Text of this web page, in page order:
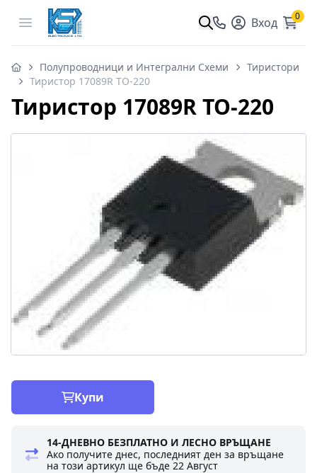
Open menu Вход 0
Полупроводници и Интегрални Схеми
Тиристори
Тиристор 17089R TO-220
Тиристор 17089R TO-220
Купи
14-ДНЕВНО БЕЗПЛАТНО И ЛЕСНО ВРЪЩАНЕ
Ако получите днес, последният ден за връщане
на този артикул ще бъде22 Август